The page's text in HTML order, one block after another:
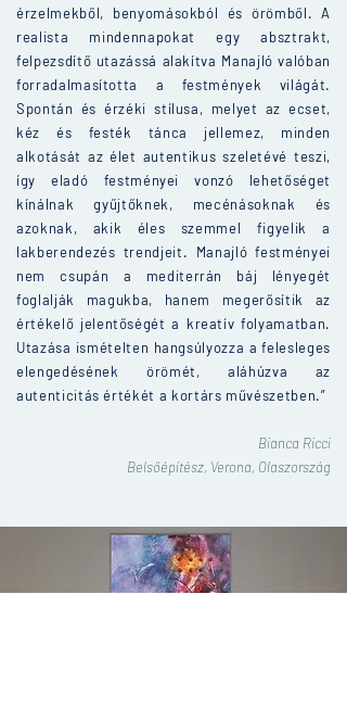
érzelmekből, benyomásokból és örömből. A
realista mindennapokat egy absztrakt,
felpezsdítő utazássá alakítva Manajló valóban
forradalmasította a festmények világát.
Spontán és érzéki stílusa, melyet az ecset,
kéz és festék tánca jellemez, minden
alkotását az élet autentikus szeletévé teszi,
így eladó festményei vonzó lehetőséget
kínálnak gyűjtőknek, mecénásoknak és
azoknak, akik éles szemmel figyelik a
lakberendezés trendjeit. Manajló festményei
nem csupán a mediterrán báj lényegét
foglalják magukba, hanem megerősítik az
értékelő jelentőségét a kreatív folyamatban.
Utazása ismételten hangsúlyozza a felesleges
elengedésének örömét, aláhúzva az
autenticitás értékét a kortárs művészetben.”
Bianca Ricci
Belsőépítész, Verona, Olaszország